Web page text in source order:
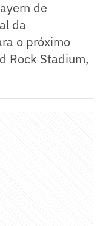
de
da
o próximo
Rock Stadium,